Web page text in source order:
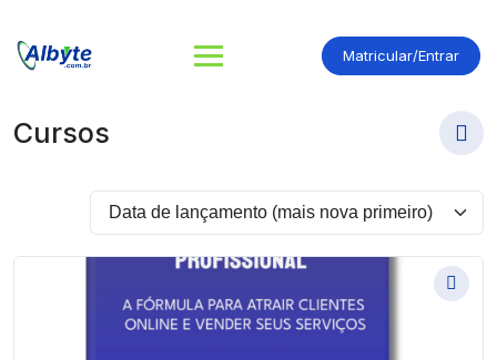
Matricular/Entrar
Cursos